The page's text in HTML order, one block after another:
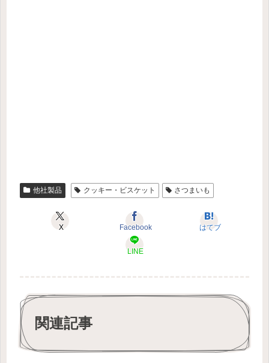
他社製品 クッキー・ビスケット さつまいも
X Facebook はてブ
LINE
関連記事